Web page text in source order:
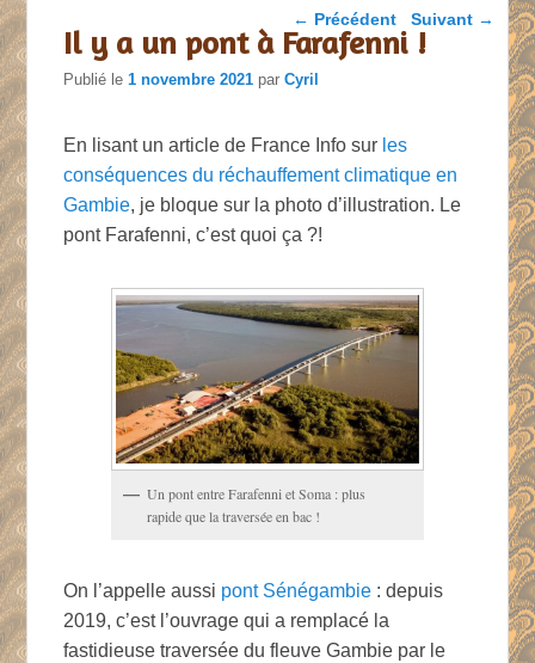
Parcourir les articles
← Précédent Suivant →
Il y a un pont à Farafenni !
Publié le1 novembre 2021 parCyril
En lisant un article de France Info sur les
conséquences du réchauffement climatique en
Gambie, je bloque sur la photo d’illustration. Le
pont Farafenni, c’est quoi ça ?!
Un pont entre Farafenni et Soma : plus
rapide que la traversée en bac !
On l’appelle aussi pont Sénégambie : depuis
2019, c’est l’ouvrage qui a remplacé la
fastidieuse traversée du fleuve Gambie par le